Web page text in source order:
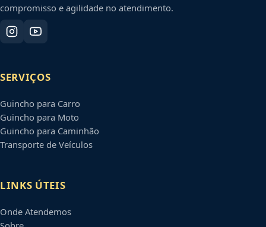
compromisso e agilidade no atendimento.
SERVIÇOS
Guincho para Carro
Guincho para Moto
Guincho para Caminhão
Transporte de Veículos
LINKS ÚTEIS
Onde Atendemos